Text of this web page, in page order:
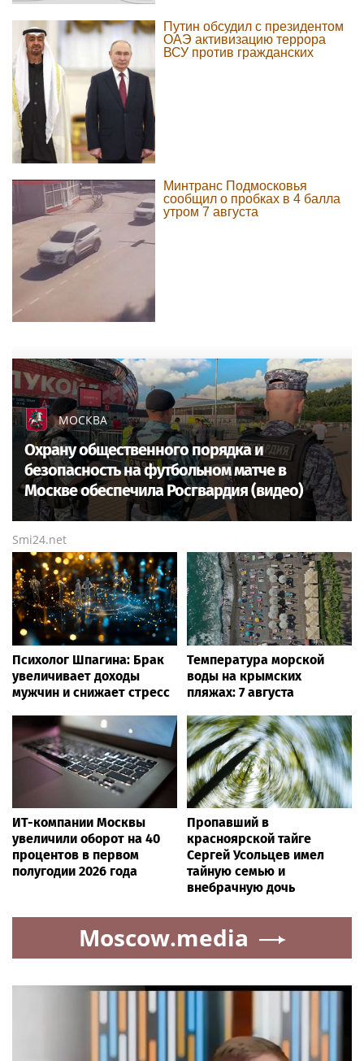
Путин обсудил с президентом
ОАЭ активизацию террора
ВСУ против гражданских
Минтранс Подмосковья
сообщил о пробках в 4 балла
утром 7 августа
МОСКВА
Охрану общественного порядка и
безопасность на футбольном матче в
Москве обеспечила Росгвардия (видео)
Smi24.net
Психолог Шпагина: Брак
увеличивает доходы
мужчин и снижает стресс
Температура морской
воды на крымских
пляжах: 7 августа
ИТ-компании Москвы
увеличили оборот на 40
процентов в первом
полугодии 2026 года
Пропавший в
красноярской тайге
Сергей Усольцев имел
тайную семью и
внебрачную дочь
Moscow.media